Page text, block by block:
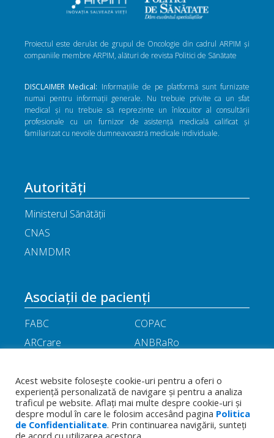
Proiectul este derulat de grupul de Oncologie din cadrul ARPIM și
companiile membre ARPIM, alături de revista Politici de Sănătate
DISCLAIMER Medical: Informațiile de pe platformă sunt furnizate
numai pentru informații generale. Nu trebuie privite ca un sfat
medical și nu trebuie să reprezinte un înlocuitor al consultării
profesionale cu un furnizor de asistență medicală calificat și
familiarizat cu nevoile dumneavoastră medicale individuale.
Autorități
Ministerul Sănătății
CNAS
ANMDMR
Asociații de pacienți
FABC
COPAC
ARCrare
ANBRaRo
ANHR
ARIL
APOR
Little People
Termeni
Toate drepturile rezervate - Asociația
Acest website folosește cookie-uri pentru a oferi o
experiență personalizată de navigare și pentru a analiza
traficul pe website. Aflați mai multe despre cookie-uri și
despre modul în care le folosim accesând pagina Politica
de Confidentialitate. Prin continuarea navigării, sunteți
de acord cu utilizarea acestora.